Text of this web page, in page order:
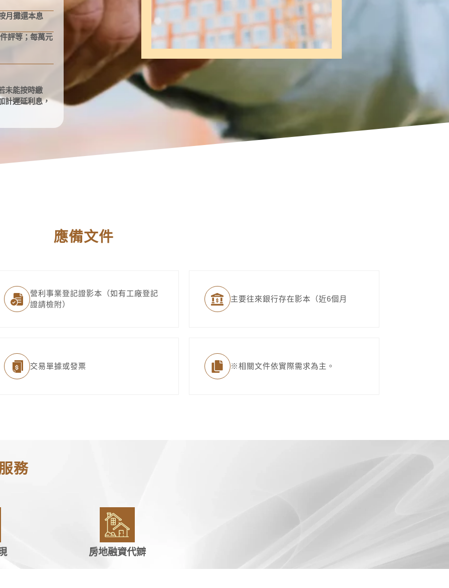
月攤還本息
評等；每萬元
未能按時繳
計遲延利息，
應備文件
營利事業登記證影本（如有工廠登記
證請檢附）
主要往來銀行存在影本（近6個月
交易單據或發票 ※相關文件依實際需求為主。
務
房地融資代辧